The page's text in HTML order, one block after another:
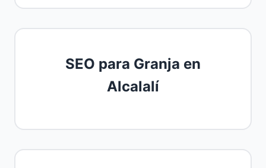
SEO para Granja en
Alcalalí